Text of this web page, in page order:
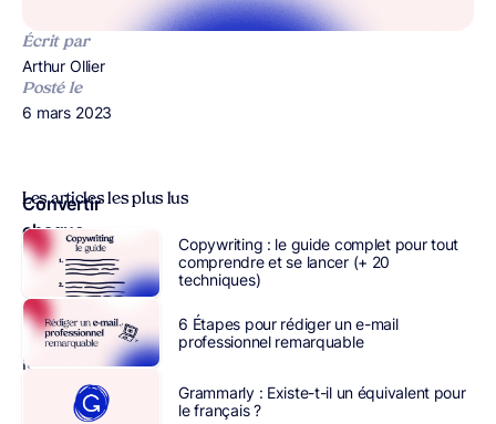
Écrit par
Publié par
Arthur Ollier
Posté le
Publié le
6 mars 2023
Convertir
chaque
prospect
client
est
le
Les articles les plus lus
Copywriting : le guide complet pour tout
comprendre et se lancer (+ 20
techniques)
6 Étapes pour rédiger un e-mail
professionnel remarquable
Grammarly : Existe-t-il un équivalent pour
le français ?